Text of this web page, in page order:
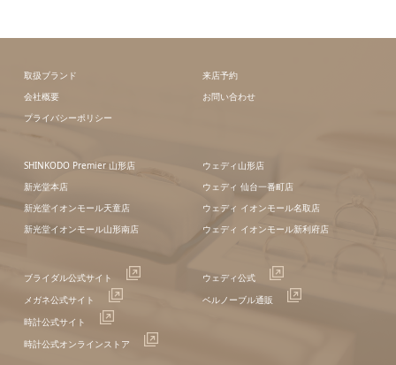
取扱ブランド
会社概要
プライバシーポリシー
来店予約
お問い合わせ
SHINKODO Premier 山形店
新光堂本店
新光堂イオンモール天童店
新光堂イオンモール山形南店
ウェディ山形店
ウェディ 仙台一番町店
ウェディ イオンモール名取店
ウェディ イオンモール新利府店
ブライダル公式サイト
メガネ公式サイト
時計公式サイト
時計公式オンラインストア
ウェディ公式
ベルノーブル通販